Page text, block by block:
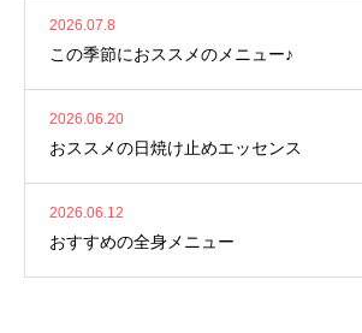
2026.07.8
この季節におススメのメニュー♪
2026.06.20
おススメの日焼け止めエッセンス
2026.06.12
おすすめの全身メニュー